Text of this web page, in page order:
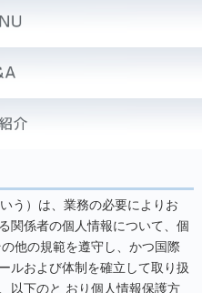
う）は、業務の必要によりお
関係者の個人情報について、個
他の規範を遵守し、かつ国際
ルおよび体制を確立して取り扱
以下のと おり個人情報保護方